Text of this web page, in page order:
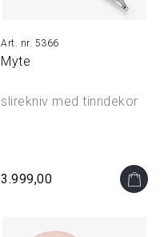
5366
Myte
slirekniv med tinndekor
3.999,00